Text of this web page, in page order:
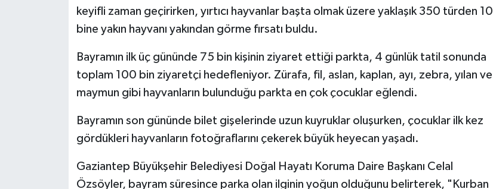
keyifli zaman geçirirken, yırtıcı hayvanlar başta olmak üzere yaklaşık 350 türden 10
bine yakın hayvanı yakından görme fırsatı buldu.
Bayramın ilk üç gününde 75 bin kişinin ziyaret ettiği parkta, 4 günlük tatil sonunda
toplam 100 bin ziyaretçi hedefleniyor. Zürafa, fil, aslan, kaplan, ayı, zebra, yılan ve
maymun gibi hayvanların bulunduğu parkta en çok çocuklar eğlendi.
Bayramın son gününde bilet gişelerinde uzun kuyruklar oluşurken, çocuklar ilk kez
gördükleri hayvanların fotoğraflarını çekerek büyük heyecan yaşadı.
Gaziantep Büyükşehir Belediyesi Doğal Hayatı Koruma Daire Başkanı Celal
Özsöyler, bayram süresince parka olan ilginin yoğun olduğunu belirterek, "Kurban